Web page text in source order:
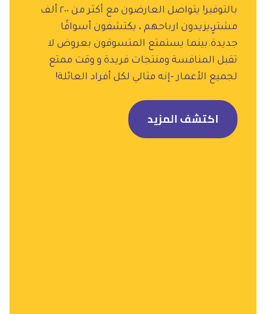
بالتوفير! يتواصل العارضون مع أكثر من ٢٠٠ ألف
مشترٍ،يزيدون ارباحهم ، يكتشفون أسواقًا
جديدة.بينما يستمتع المتسوقون بعروض لا
تقبل المنافسة ومنتجات فريدة و وقت ممتع
لجميع الأعمار -إنه مثالي لكل أفراد العائلة!
اكتشف المزيد